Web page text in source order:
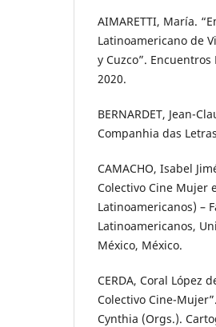
AIMARETTI, María.
Latinoamericano de
y Cuzco”.
2020.
BERNARDET, Jean-
Companhia das
CAMACHO, Isabel
Colectivo Cine Mujer
Latinoamericanos) –
Latinoamericanos,
México, México.
CERDA, Coral López
Colectivo Cine-
Cynthia (Orgs.).